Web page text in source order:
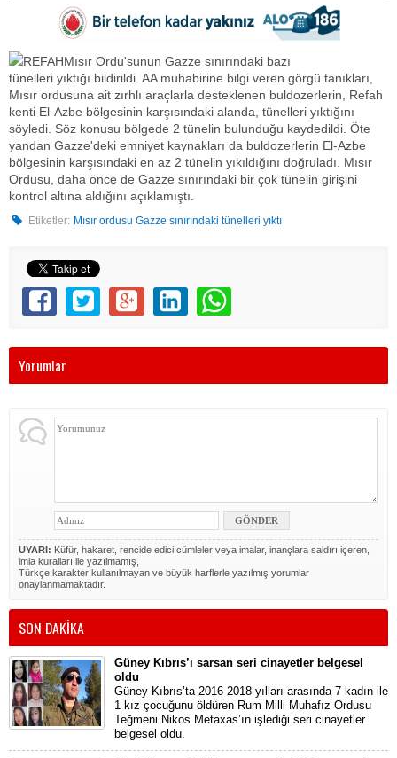
REFAHMısır Ordu'sunun Gazze sınırındaki bazı
tünelleri yıktığı bildirildi. AA muhabirine bilgi veren görgü tanıkları,
Mısır ordusuna ait zırhlı araçlarla desteklenen buldozerlerin, Refah
kenti El-Azbe bölgesinin karşısındaki alanda, tünelleri yıktığını
söyledi. Söz konusu bölgede 2 tünelin bulunduğu kaydedildi. Öte
yandan Gazze'deki emniyet kaynakları da buldozerlerin El-Azbe
bölgesinin karşısındaki en az 2 tünelin yıkıldığını doğruladı. Mısır
Ordusu, daha önce de Gazze sınırındaki bir çok tünelin girişini
kontrol altına aldığını açıklamıştı.
Etiketler: Mısır ordusu Gazze sınırındaki tünelleri yıktı
Yorumlar
UYARI: Küfür, hakaret, rencide edici cümleler veya imalar, inançlara saldırı içeren,
imla kuralları ile yazılmamış,
Türkçe karakter kullanılmayan ve büyük harflerle yazılmış yorumlar
onaylanmamaktadır.
SON DAKİKA
Güney Kıbrıs’ı sarsan seri cinayetler belgesel
oldu
Güney Kıbrıs’ta 2016-2018 yılları arasında 7 kadın ile
1 kız çocuğunu öldüren Rum Milli Muhafız Ordusu
Teğmeni Nikos Metaxas’ın işlediği seri cinayetler
belgesel oldu.